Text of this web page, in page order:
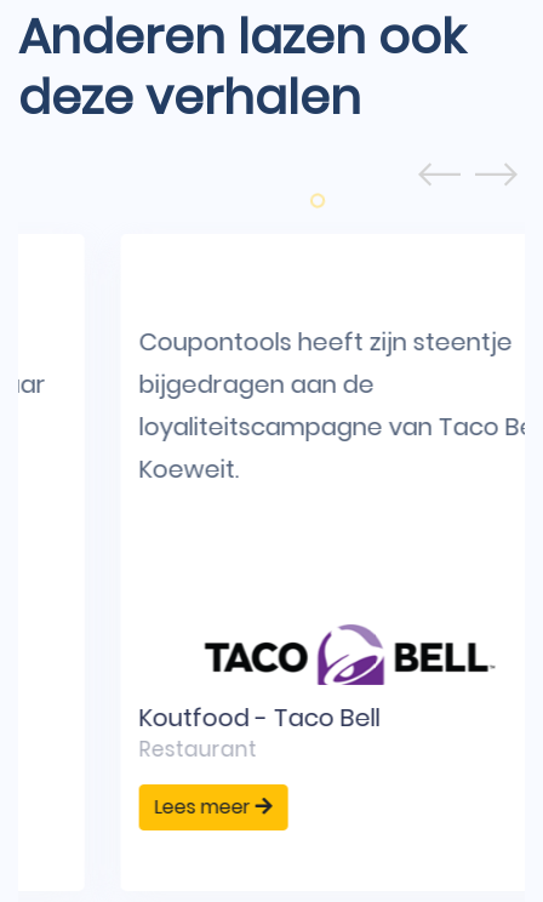
Anderen lazen ook
deze verhalen
Coupontools heeft zijn steentje
bijgedragen aan de
loyaliteitscampagne van Taco Bell in
Koeweit.
Koutfood - Taco Bell
Restaurant
Lees meer